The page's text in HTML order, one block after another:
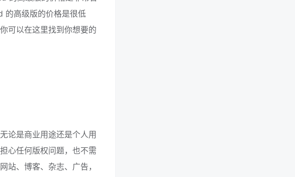
的高级版的价格是很低
可以在这里找到你想要的
论是商业用途还是个人用
心任何版权问题，也不需
站、博客、杂志、广告，